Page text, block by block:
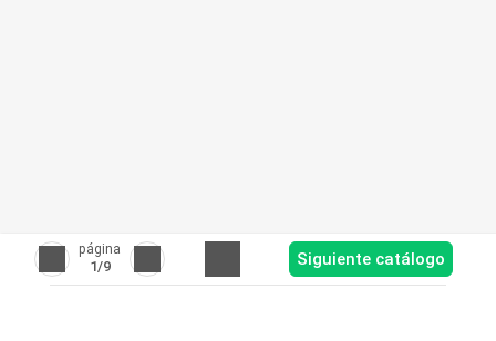
página
1/9 Siguiente catálogo